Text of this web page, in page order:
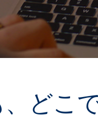
どこ